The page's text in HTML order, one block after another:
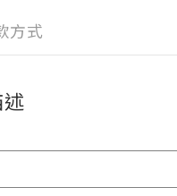
方式